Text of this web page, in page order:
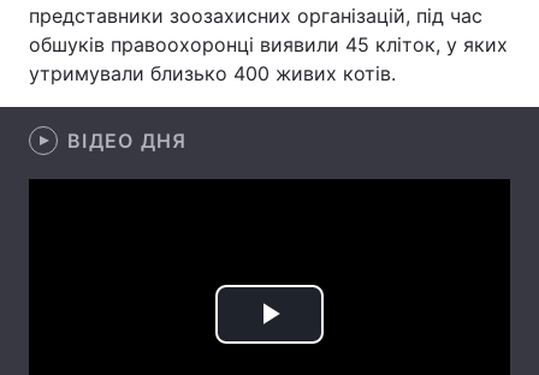
Лонгріди
Інтерв'ю
представники зоозахисних організацій, під час
обшуків правоохоронці виявили 45 кліток, у яких
утримували близько 400 живих котів.
ВІДЕО ДНЯ
Play